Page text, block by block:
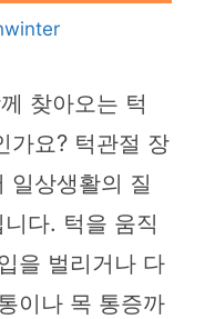
찾아오는 턱
가요? 턱관절 장
일상생활의 질
다. 턱을 움직
을 벌리거나 다
이나 목 통증까